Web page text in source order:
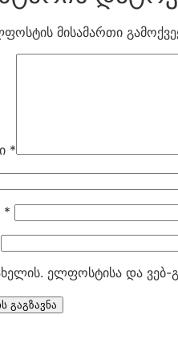
მისამართი
*
*
ელფოსტისა და ვებ-